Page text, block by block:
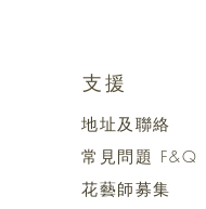
支援
地址及聯絡
常見問題 F&Q
花藝師募集